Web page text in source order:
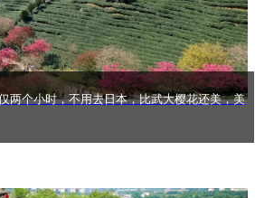
两个小时，不用去日本，比武大樱花还美，美